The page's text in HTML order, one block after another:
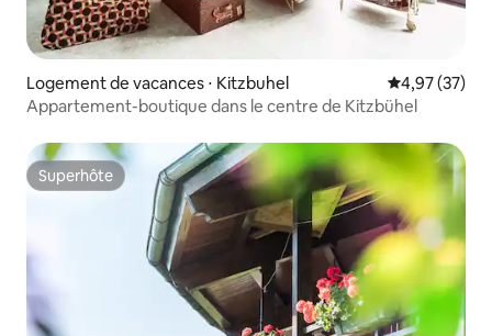
Logement de vacances ⋅ Kitzbuhel Évaluation
4,97 (37)
Appartement-boutique dans le centre de Kitzbühel
Superhôte
Superhôte